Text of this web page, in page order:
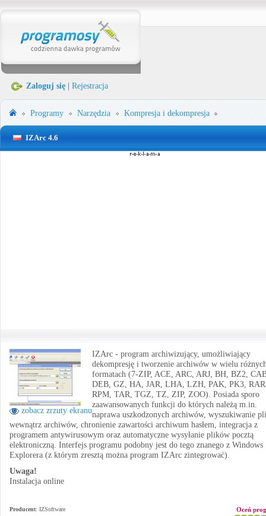
Zaloguj się Rejestracja
Programy Narzędzia Kompresja i dekompresja
IZArc 4.6
zobacz zrzuty ekranu
IZArc - program archiwizujący, umożliwiający
dekompresję i tworzenie archiwów w wielu
formatach (7-ZIP, ACE, ARC, ARJ, BH, BZ2,
DEB, GZ, HA, JAR, LHA, LZH, PAK, PK3,
RPM, TAR, TGZ, TZ, ZIP, ZOO). Posiada sporo
zaawansowanych funkcji do których należą m.in.
naprawa uszkodzonych archiwów, wyszukiwanie
wewnątrz archiwów, chronienie zawartości archiwum hasłem, integracja z
programem antywirusowym oraz automatyczne wysyłanie plików pocztą
elektroniczną. Interfejs programu podobny jest do tego znanego z Windows
Explorera (z którym zresztą można program IZArc zintegrować).
Uwaga!
Instalacja online
Producent: IZSoftware
Oceń